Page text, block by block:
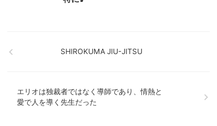
SHIROKUMA JIU-JITSU
エリオは独裁者ではなく導師であり、情熱と
愛で人を導く先生だった